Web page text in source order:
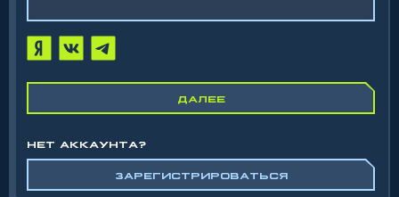
ДАЛЕЕ
НЕТ АККАУНТА?
ЗАРЕГИСТРИРОВАТЬСЯ